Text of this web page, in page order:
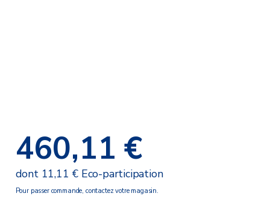
460,11 €
dont 11,11 € Eco-participation
Pour passer commande, contactez votre magasin.